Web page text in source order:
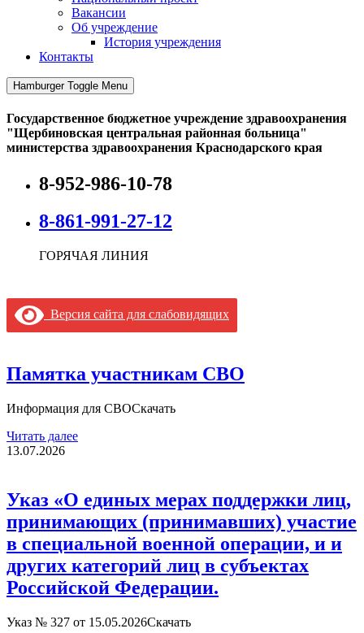
Вакансии
Об учреждение
История учреждения
Контакты
Hamburger Toggle Menu
Государственное бюджетное учреждение здравоохранения
"Щербиновская центральная районная больница"
министерства здравоохранения Краснодарского края
8-952-986-10-78
8-861-991-27-12
ГОРЯЧАЯ ЛИНИЯ
Версия сайта для слабовидящих
Памятка участникам СВО
Информация для СВОСкачать
Читать далее
13.07.2026
Указ «О единых мерах поддержки лиц,
принимающих (принимавших) участие
в специальной военной операции, и и
других категорий лиц в субъектах
Российской Федерации.
Указ № 327 от 15.05.2026Скачать